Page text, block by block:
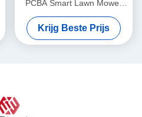
PCBA Smart Lawn Mower
Printed Circuit Board
Assemblage
Krijg Beste Prijs